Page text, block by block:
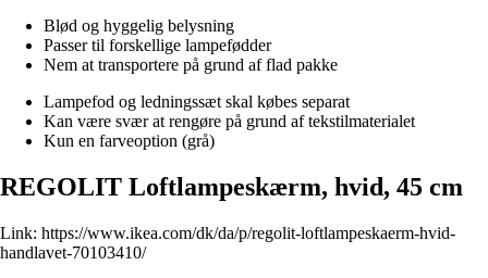
Blød og hyggelig belysning
Passer til forskellige lampefødder
Nem at transportere på grund af flad pakke
Lampefod og ledningssæt skal købes separat
Kan være svær at rengøre på grund af tekstilmaterialet
Kun en farveoption (grå)
REGOLIT Loftlampeskærm, hvid, 45 cm
Link: https://www.ikea.com/dk/da/p/regolit-loftlampeskaerm-hvid-
handlavet-70103410/